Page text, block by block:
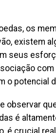
os
existem
seus
o potencial
observar
é